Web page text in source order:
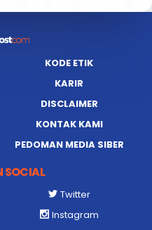
KODE ETIK
KARIR
DISCLAIMER
KONTAK KAMI
PEDOMAN MEDIA SIBER
SOCIAL
Twitter
Instagram